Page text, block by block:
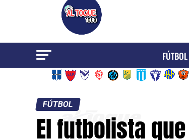
FÚTBOL
FÚTBOL
El futbolista